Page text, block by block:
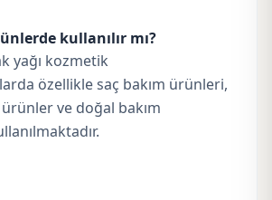
kullanılır mı?
yağı kozmetik
özellikle saç bakım ürünleri,
ürünler ve doğal bakım